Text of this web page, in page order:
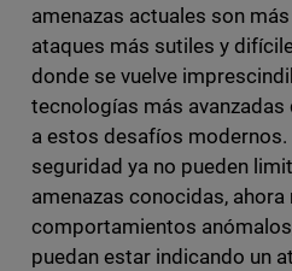
amenazas actuales son
ataques más sutiles y
donde se vuelve
tecnologías más
a estos desafíos
seguridad ya no pueden
amenazas conocidas,
comportamientos
puedan estar indicando un